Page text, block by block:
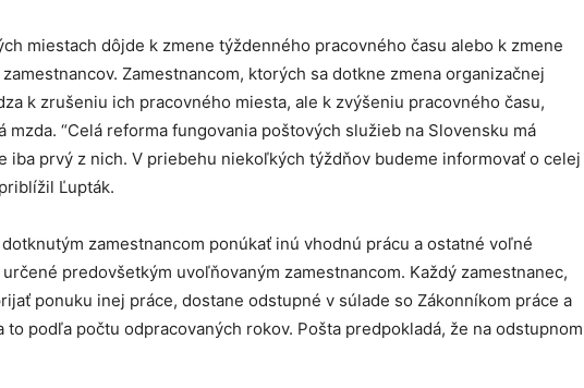
miestach dôjde k zmene týždenného pracovného času alebo k zmene
Zamestnancom, ktorých sa dotkne zmena organizačnej
k zrušeniu ich pracovného miesta, ale k zvýšeniu pracovného času,
mzda. “Celá reforma fungovania poštových služieb na Slovensku má
iba prvý z nich. V priebehu niekoľkých týždňov budeme informovať o celej
Ľupták.
zamestnancom ponúkať inú vhodnú prácu a ostatné voľné
predovšetkým uvoľňovaným zamestnancom. Každý zamestnanec,
ponuku inej práce, dostane odstupné v súlade so Zákonníkom práce a
to podľa počtu odpracovaných rokov. Pošta predpokladá, že na odstupnom